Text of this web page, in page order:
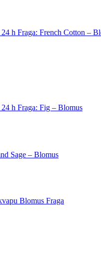
h Fraga: French Cotton –
h Fraga: Fig – Blomus
Sage – Blomus
Blomus Fraga